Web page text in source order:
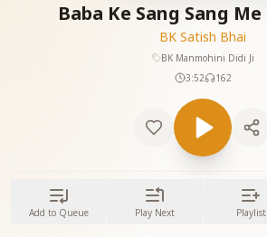
Baba Ke Sang Sang
BK Satish Bhai
BK Manmohini Didi Ji
3:52
162
Add to Queue Play Next Playlist